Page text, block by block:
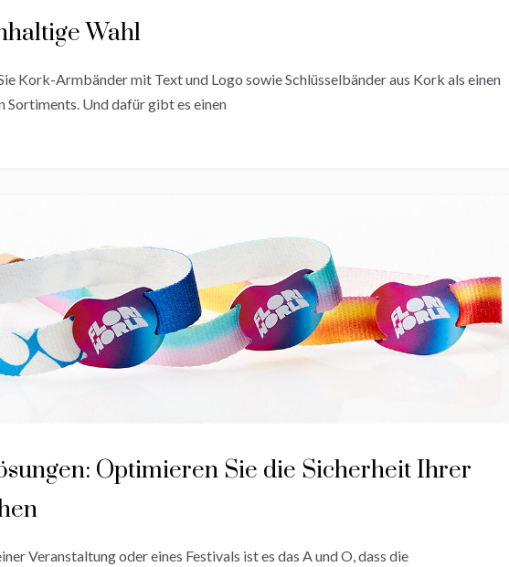
Wahl
Kork-Armbänder mit Text und Logo sowie Schlüsselbänder aus Kork als einen
Sortiments. Und dafür gibt es einen
Optimieren Sie die Sicherheit Ihrer
Veranstaltung oder eines Festivals ist es das A und O, dass die